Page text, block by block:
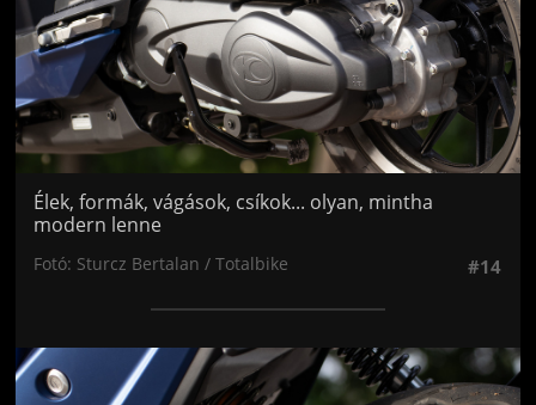
Élek, formák, vágások, csíkok... olyan, mintha
modern lenne
Fotó: Sturcz Bertalan / Totalbike #14
Jön még kép!